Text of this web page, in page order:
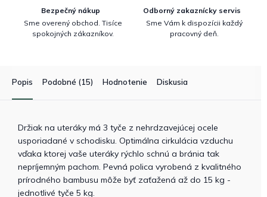
Bezpečný nákup
Sme overený obchod. Tisíce
spokojných zákazníkov.
Odborný zakaznícky servis
Sme Vám k dispozícii každý
pracovný deň.
Popis Podobné (15) Hodnotenie Diskusia
Držiak na uteráky má 3 tyče z nehrdzavejúcej ocele
usporiadané v schodisku. Optimálna cirkulácia vzduchu
vďaka ktorej vaše uteráky rýchlo schnú a bránia tak
nepríjemným pachom. Pevná polica vyrobená z kvalitného
prírodného bambusu môže byť zaťažená až do 15 kg -
jednotlivé tyče 5 kg.